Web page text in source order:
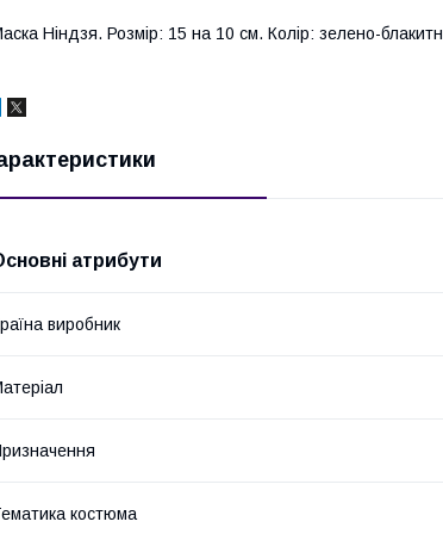
Ніндзя. Розмір: 15 на 10 см. Колір: зелено-
атрибути
виробник
костюма